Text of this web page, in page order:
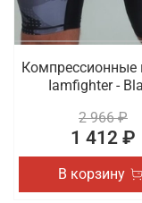
Iamfighter -
2 966 ₽
1 412 ₽
В корзину